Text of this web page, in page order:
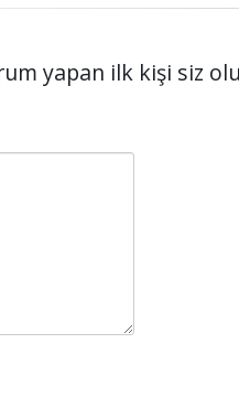
yapan ilk kişi siz